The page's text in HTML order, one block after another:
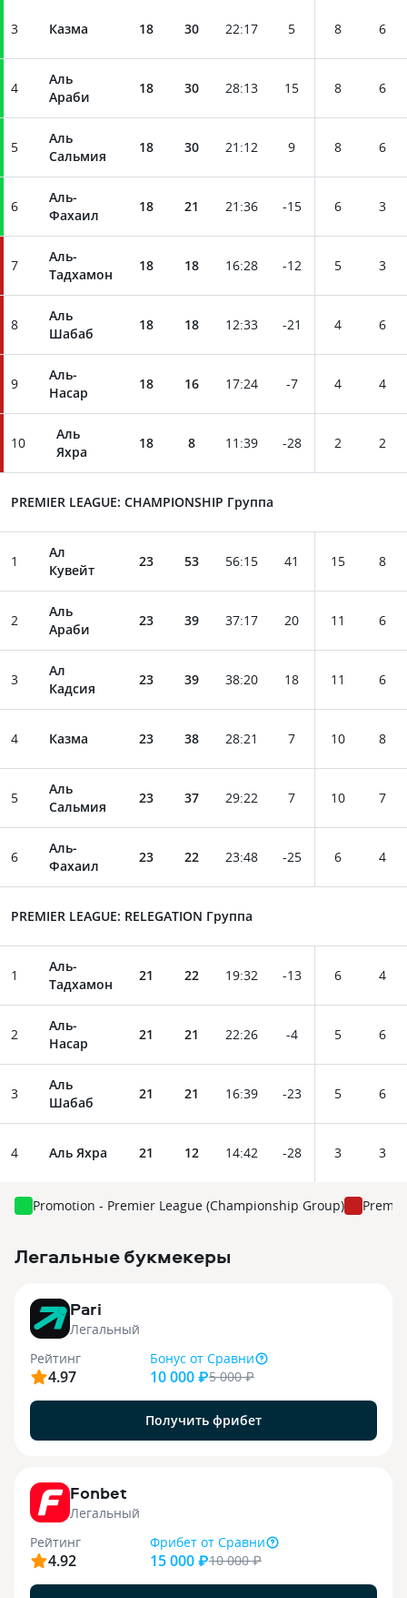
3 Казма 18 30 22:17 5 8 6
4
Аль
Араби
18 30 28:13 15 8 6
5
Аль
Сальмия
18 30 21 :12 9 8 6
6
Аль-
Фахаил
18 21 21 :36 -15 6 3
7
Аль-
Тадхамон
18 18 16:28 -12 5 3
8
Аль
Шабаб
18 18 12:33 -21 4 6
9
Аль-
Насар
18 16 17:24 -7 4 4
10
Аль
Яхра
18 8 11 :39 -28 2 2
PREMIER LEAGUE: CHAMPIONSHIP Группа
1
Ал
Кувейт
23 53 56:15 41 15 8
2
Аль
Араби
23 39 37:17 20 11 6
3
Ал
Кадсия
23 39 38:20 18 11 6
4 Казма 23 38 28:21 7 10 8
5
Аль
Сальмия
23 37 29:22 7 10 7
6
Аль-
Фахаил
23 22 23:48 -25 6 4
PREMIER LEAGUE: RELEGATION Группа
1
Аль-
Тадхамон
21 22 19:32 -13 6 4
2
Аль-
Насар
21 21 22:26 -4 5 6
3
Аль
Шабаб
21 21 16:39 -23 5 6
4 Аль Яхра 21 12 14:42 -28 3 3
Promotion - Premier League (Championship Group)
Легальные букмекеры
Pari
Легальный
Рейтинг
4.97
Бонус от Сравни
10 000 ₽5 000₽
Получить фрибет
Fonbet
Легальный
Рейтинг
4.92
Фрибет от Сравни
15 000 ₽10 000₽